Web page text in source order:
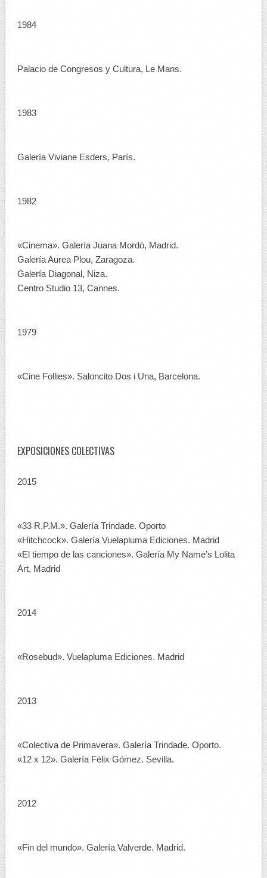
1984
Palacio de Congresos y Cultura, Le Mans.
1983
Galería Viviane Esders, París.
1982
«Cinema». Galería Juana Mordó, Madrid.
Galería Aurea Plou, Zaragoza.
Galería Diagonal, Niza.
Centro Studio 13, Cannes.
1979
«Cine Follies». Saloncito Dos i Una, Barcelona.
EXPOSICIONES COLECTIVAS
2015
«33 R.P.M.». Galería Trindade. Oporto
«Hitchcock». Galería Vuelapluma Ediciones. Madrid
«El tiempo de las canciones». Galería My Name’s Lolita
Art, Madrid
2014
«Rosebud». Vuelapluma Ediciones. Madrid
2013
«Colectiva de Primavera». Galería Trindade. Oporto.
«12 x 12». Galería Félix Gómez. Sevilla.
2012
«Fin del mundo». Galería Valverde. Madrid.